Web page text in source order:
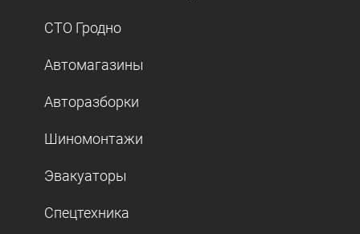
СТО Гродно
Автомагазины
Авторазборки
Шиномонтажи
Эвакуаторы
Спецтехника